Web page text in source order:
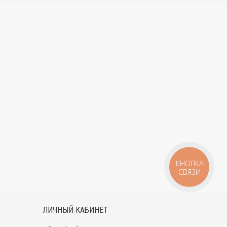
MS;
степени позволяет экономить электроэнергию. Но
выходе из строя внешнего блока, без возможности
комфорт, но и свое здоровье, а также здоровье
а также ионизаторами, которые предотвращают
исполнения. Такое решение позволит не
ЛИЧНЫЙ КАБИНЕТ
КНОПКА
СВЯЗИ